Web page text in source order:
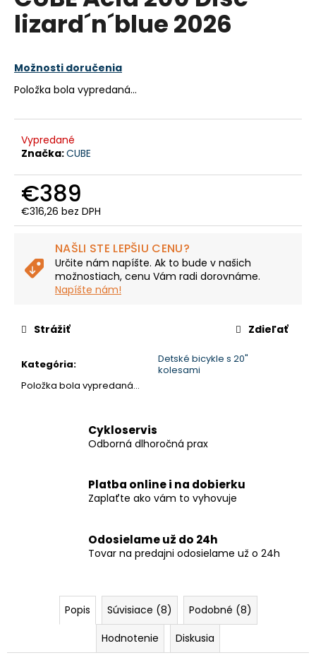
0,0
lizard´n´blue 2026
Možnosti doručenia
Položka bola vypredaná…
Vypredané
Značka:CUBE
€389
€316,26 bez DPH
Jednotková
NAŠLI STE LEPŠIU CENU?
Určite nám napíšte. Ak to bude v našich
možnostiach, cenu Vám radi dorovnáme.
Napíšte nám!
Kategória:
Detské bicykle s 20"
kolesami
Položka bola vypredaná…
Strážiť Zdieľať
Cykloservis
Odborná dlhoročná prax
Platba online i na dobierku
Zaplaťte ako vám to vyhovuje
Odosielame už do 24h
Tovar na predajni odosielame už o 24h
Popis Súvisiace (8)
Podobné (8)
Hodnotenie
Diskusia
á
j
ť
?
O
a
e